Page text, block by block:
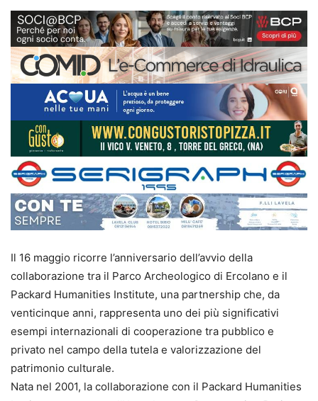
Il 16 maggio ricorre l’anniversario dell’avvio della
collaborazione tra il Parco Archeologico di Ercolano e il
Packard Humanities Institute, una partnership che, da
venticinque anni, rappresenta uno dei più significativi
esempi internazionali di cooperazione tra pubblico e
privato nel campo della tutela e valorizzazione del
patrimonio culturale.
Nata nel 2001, la collaborazione con il Packard Humanities